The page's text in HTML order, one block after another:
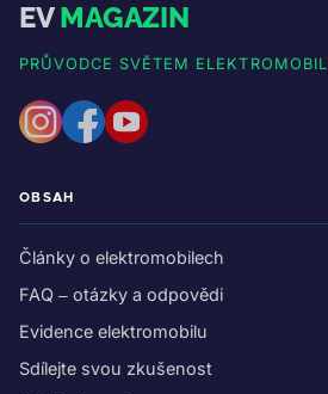
EVMAGAZIN
PRŮVODCE SVĚTEM
OBSAH
Články o elektromobilech
FAQ – otázky a odpovědi
Evidence elektromobilu
Sdílejte svou zkušenost